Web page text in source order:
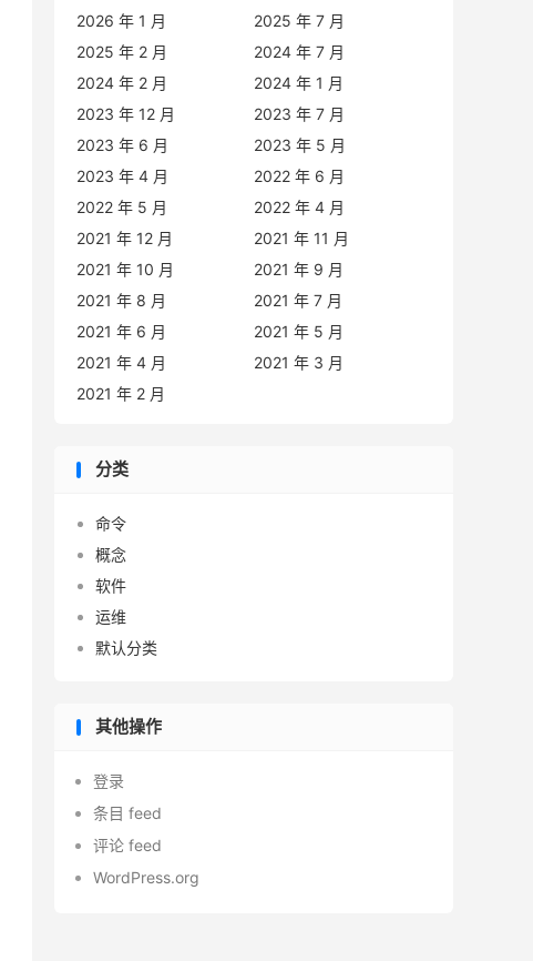
2026 年 1 月
2025 年 7 月
2025 年 2 月
2024 年 7 月
2024 年 2 月
2024 年 1 月
2023 年 12 月
2023 年 7 月
2023 年 6 月
2023 年 5 月
2023 年 4 月
2022 年 6 月
2022 年 5 月
2022 年 4 月
2021 年 12 月
2021 年 11 月
2021 年 10 月
2021 年 9 月
2021 年 8 月
2021 年 7 月
2021 年 6 月
2021 年 5 月
2021 年 4 月
2021 年 3 月
2021 年 2 月
分类
命令
概念
软件
运维
默认分类
其他操作
登录
条目 feed
评论 feed
WordPress.org